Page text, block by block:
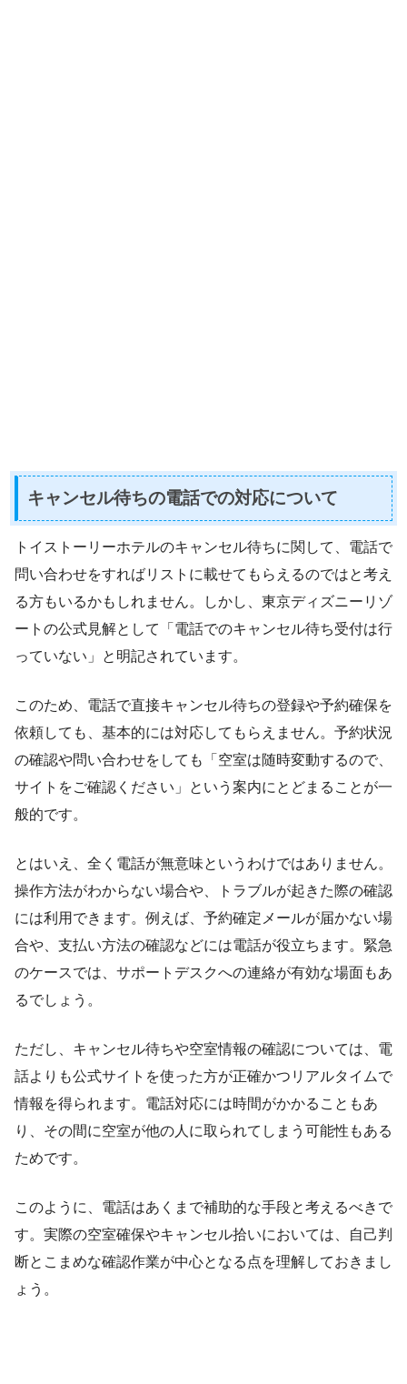
キャンセル待ちの電話での対応について
トイストーリーホテルのキャンセル待ちに関して、電話で
問い合わせをすればリストに載せてもらえるのではと考え
る方もいるかもしれません。しかし、東京ディズニーリゾ
ートの公式見解として「電話でのキャンセル待ち受付は行
っていない」と明記されています。
このため、電話で直接キャンセル待ちの登録や予約確保を
依頼しても、基本的には対応してもらえません。予約状況
の確認や問い合わせをしても「空室は随時変動するので、
サイトをご確認ください」という案内にとどまることが一
般的です。
とはいえ、全く電話が無意味というわけではありません。
操作方法がわからない場合や、トラブルが起きた際の確認
には利用できます。例えば、予約確定メールが届かない場
合や、支払い方法の確認などには電話が役立ちます。緊急
のケースでは、サポートデスクへの連絡が有効な場面もあ
るでしょう。
ただし、キャンセル待ちや空室情報の確認については、電
話よりも公式サイトを使った方が正確かつリアルタイムで
情報を得られます。電話対応には時間がかかることもあ
り、その間に空室が他の人に取られてしまう可能性もある
ためです。
このように、電話はあくまで補助的な手段と考えるべきで
す。実際の空室確保やキャンセル拾いにおいては、自己判
断とこまめな確認作業が中心となる点を理解しておきまし
ょう。